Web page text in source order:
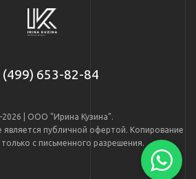
(499) 653-82-84
| ООО "Ирина Кузина".
публичной офертой. Копирование
с письменного разрешения.